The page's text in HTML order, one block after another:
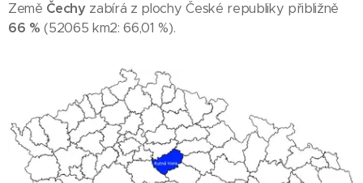
Země Čechy zabírá z plochy České republiky přibližně
66 % (52065 km2: 66,01 %).